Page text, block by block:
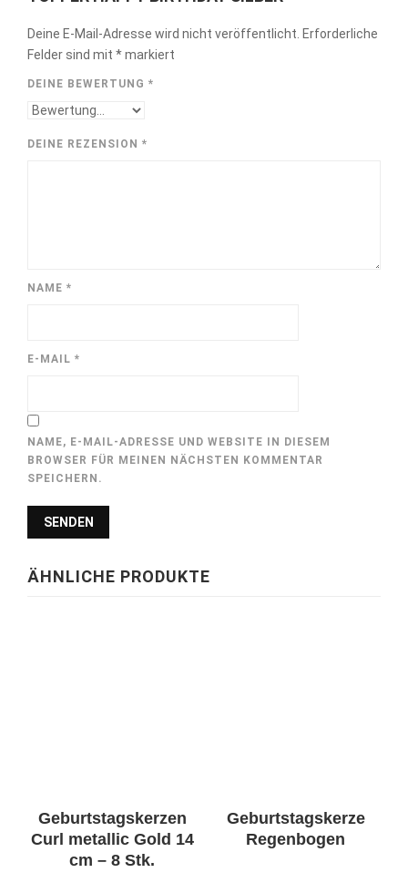
Deine E-Mail-Adresse wird nicht veröffentlicht. Erforderliche
Felder sind mit *markiert
DEINE BEWERTUNG *
DEINE REZENSION *
NAME *
E-MAIL *
NAME, E-MAIL-ADRESSE UND WEBSITE IN DIESEM
BROWSER FÜR MEINEN NÄCHSTEN KOMMENTAR
SPEICHERN.
ÄHNLICHE PRODUKTE
Geburtstagskerzen
Curl metallic Gold 14
cm – 8 Stk.
Geburtstagskerze
Regenbogen